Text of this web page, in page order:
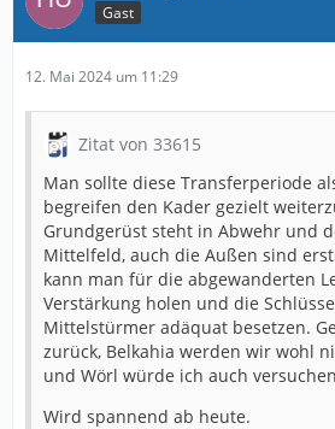
Gast
12. Mai 2024 um 11:29
Zitat von 33615
Man sollte diese Transferperiode
begreifen den Kader gezielt
Grundgerüst steht in Abwehr und
Mittelfeld, auch die Außen sind
kann man für die abgewanderten
Verstärkung holen und die
Mittelstürmer adäquat besetzen.
zurück, Belkahia werden wir wohl
und Wörl würde ich auch
Wird spannend ab heute.